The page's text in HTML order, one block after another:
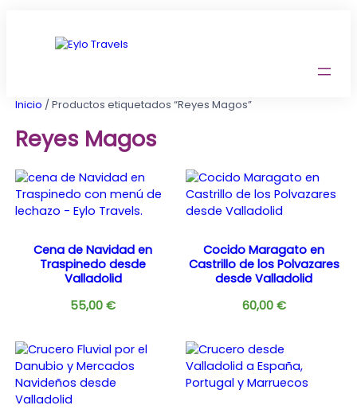
contenido
Inicio / Productos etiquetados “Reyes Magos”
Reyes Magos
Cena de Navidad en
Traspinedo desde
Valladolid
55,00€
Cocido Maragato en
Castrillo de los Polvazares
desde Valladolid
60,00 €